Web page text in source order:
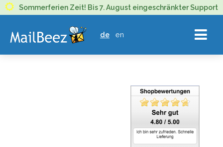
MAILBEEZ
ECOMMERCE
EMAIL
MARKETING
de en
Sommerferien Zeit! Bis 7. August eingeschränkter Support